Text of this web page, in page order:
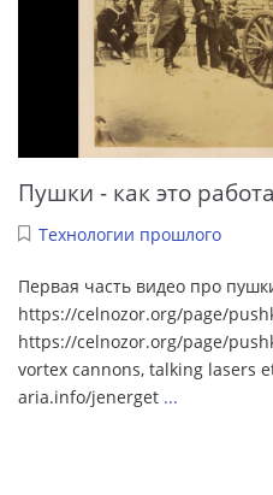
Пушки - как это
Технологии прошлого
Первая часть видео про
https://celnozor.org/page/
https://celnozor.org/page/
vortex cannons, talking lasers
aria.info/jenerget ...